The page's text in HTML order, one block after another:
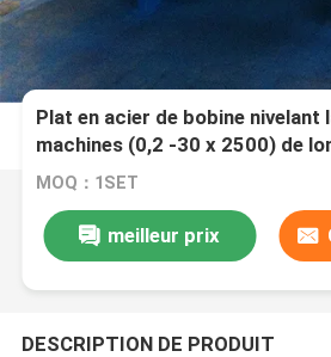
Plat en acier de bobine nivelant
machines (0,2 -30 x 2500) de
MOQ：1SET
meilleur prix
DESCRIPTION DE PRODUIT